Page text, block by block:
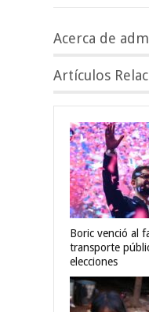
Acerca de
Artículos
Boric venció al
transporte
elecciones